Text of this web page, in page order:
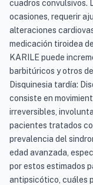
cuadros convulsivos.
ocasiones, requerir
alteraciones
medicación tiroidea
KARILE puede
barbitúricos y otros
Disquinesia tardía:
consiste en
irreversibles,
pacientes tratados
prevalencia del
edad avanzada,
por estos estimados
antipsicótico, cuáles